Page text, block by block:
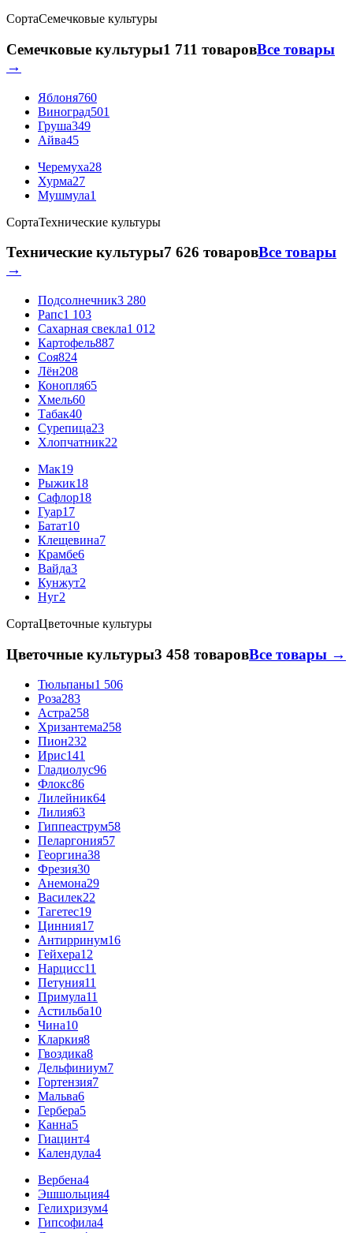
СортаСемечковые культуры
Семечковые культуры1 711 товаровВсе товары
→
Яблоня760
Виноград501
Груша349
Айва45
Черемуха28
Хурма27
Мушмула1
СортаТехнические культуры
Технические культуры7 626 товаровВсе товары
→
Подсолнечник3 280
Рапс1 103
Сахарная свекла1 012
Картофель887
Соя824
Лён208
Конопля65
Хмель60
Табак40
Сурепица23
Хлопчатник22
Мак19
Рыжик18
Сафлор18
Гуар17
Батат10
Клещевина7
Крамбе6
Вайда3
Кунжут2
Нуг2
СортаЦветочные культуры
Цветочные культуры3 458 товаровВсе товары →
Тюльпаны1 506
Роза283
Астра258
Хризантема258
Пион232
Ирис141
Гладиолус96
Флокс86
Лилейник64
Лилия63
Гиппеаструм58
Пеларгония57
Георгина38
Фрезия30
Анемона29
Василек22
Тагетес19
Цинния17
Антирринум16
Гейхера12
Нарцисс11
Петуния11
Примула11
Астильба10
Чина10
Кларкия8
Гвоздика8
Дельфиниум7
Гортензия7
Мальва6
Гербера5
Канна5
Гиацинт4
Календула4
Вербена4
Эшшольция4
Гелихризум4
Гипсофила4